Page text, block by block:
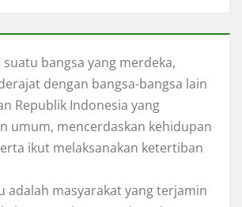
bangsa yang merdeka,
dengan bangsa-bangsa lain
Republik Indonesia yang
umum, mencerdaskan kehidupan
ikut melaksanakan ketertiban
adalah masyarakat yang terjamin